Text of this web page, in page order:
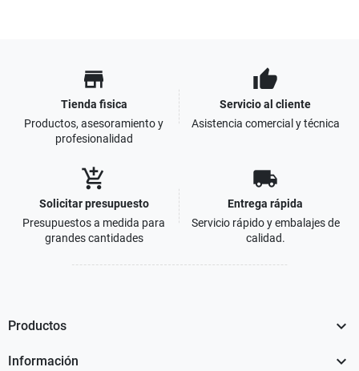
store
Tienda fisica
Productos, asesoramiento y
profesionalidad
thumb_up
Servicio al cliente
Asistencia comercial y técnica
add_shopping_cart
Solicitar presupuesto
Presupuestos a medida para
grandes cantidades
local_shipping
Entrega rápida
Servicio rápido y embalajes de
calidad.
Productos 
Información 